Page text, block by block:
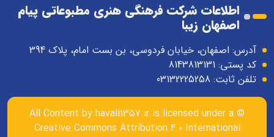
اطلاعات شرکت فرهنگی هنری مطبوعاتی پیام
اصفهان زیبا
آدرس: اصفهان، خیابان فردوسی، بن بست امام، پلاک 394
کد پستی: 8143813131
تلفن ثابت: 03132225258
© All Content by
havali1357.ir is licensed under a
Creative Commons Attribution 4.0 International